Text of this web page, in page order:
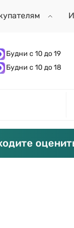
Будни с 10 до 19
Будни с 10 до 18